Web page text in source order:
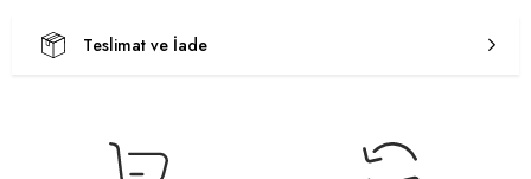
Teslimat ve İade